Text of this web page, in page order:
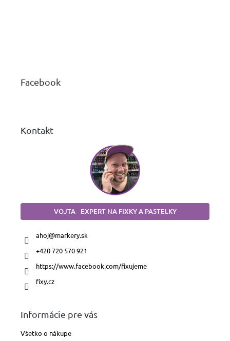
Facebook
Kontakt
VOJTA - EXPERT NA FIXKY A PASTELKY
ahoj@markery.sk
+420 720 570 921
https://www.facebook.com/fixujeme
fixy.cz
Informácie pre vás
Všetko o nákupe